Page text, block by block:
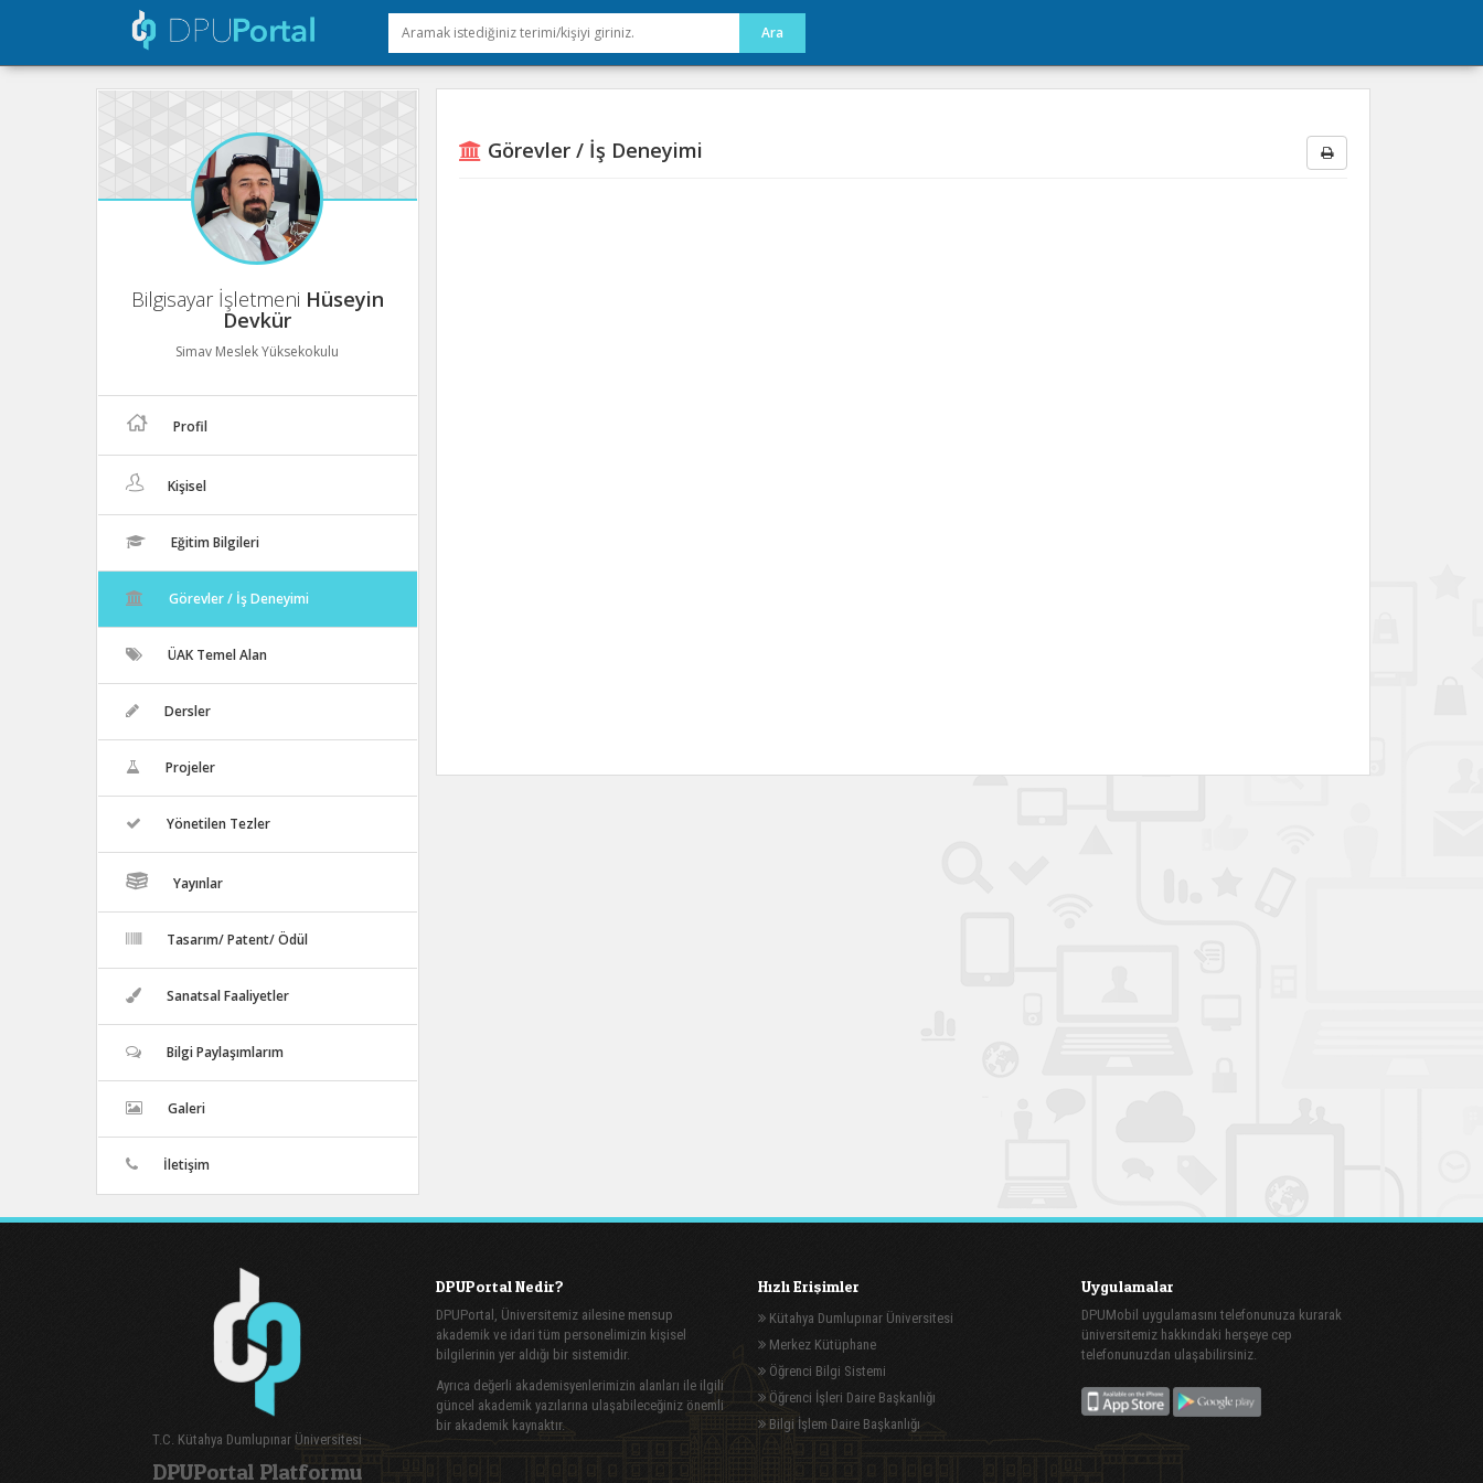
Bilgisayar İşletmeni Hüseyin
Devkür
Simav Meslek Yüksekokulu
Profil
Kişisel
Eğitim Bilgileri
Görevler / İş Deneyimi
ÜAK Temel Alan
Dersler
Projeler
Yönetilen Tezler
Yayınlar
Tasarım/ Patent/ Ödül
Sanatsal Faaliyetler
Bilgi Paylaşımlarım
Galeri
İletişim
Görevler / İş Deneyimi
T.C. Kütahya Dumlupınar Üniversitesi
DPUPortal Platformu
DPUPortal Nedir?
DPUPortal, Üniversitemiz ailesine mensup
akademik ve idari tüm personelimizin kişisel
bilgilerinin yer aldığı bir sistemidir.
Ayrıca değerli akademisyenlerimizin alanları ile ilgili
güncel akademik yazılarına ulaşabileceğiniz önemli
bir akademik kaynaktır.
Hızlı Erişimler
Kütahya Dumlupınar Üniversitesi
Merkez Kütüphane
Öğrenci Bilgi Sistemi
Öğrenci İşleri Daire Başkanlığı
Bilgi İşlem Daire Başkanlığı
Uygulamalar
DPUMobil uygulamasını telefonunuza kurarak
üniversitemiz hakkındaki herşeye cep
telefonunuzdan ulaşabilirsiniz.